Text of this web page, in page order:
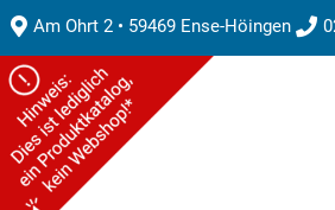
Am Ohrt 2 • 59469 Ense-Höingen